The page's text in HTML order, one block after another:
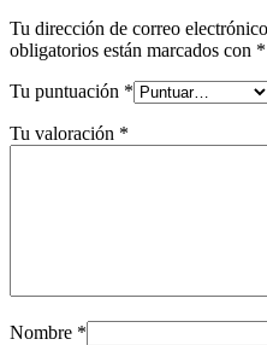
Tu dirección de correo
obligatorios están marcados con *
Tu puntuación *
Tu valoración *
Nombre *